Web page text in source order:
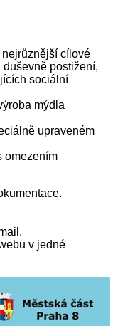
nejrůznější cílové
duševně postižení,
sociální
mýdla
upraveném
omezením
v jedné